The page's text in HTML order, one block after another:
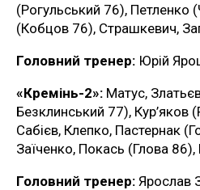
(Рогульський 76), Петленко
(Кобцов 76), Страшкевич,
Головний тренер: Юрій
«Кремінь-2»: Матус,
Безклинський 77), Кур’яков
Сабієв, Клепко, Пастернак
Заїченко, Покась (Глова 86),
Головний тренер: Ярослав